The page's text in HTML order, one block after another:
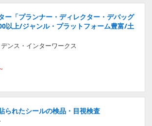
ー「プランナー・ディレクター・デバッグ
以上/ジャンル・プラットフォーム豊富/土
ンス・インターワークス
られたシールの検品・目視検査